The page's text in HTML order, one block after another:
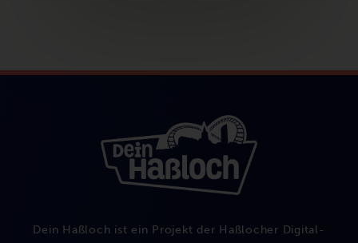
Dein Haßloch ist ein Projekt der Haßlocher Digital-